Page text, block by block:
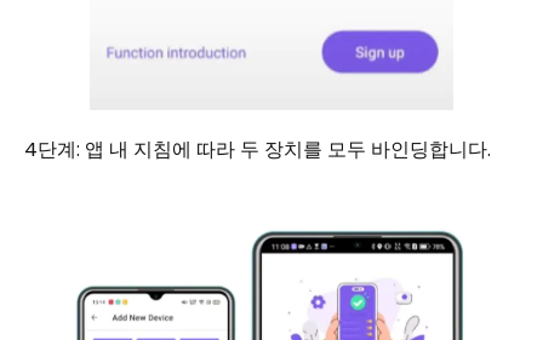
4단계: 앱 내 지침에 따라 두 장치를 모두 바인딩합니다.